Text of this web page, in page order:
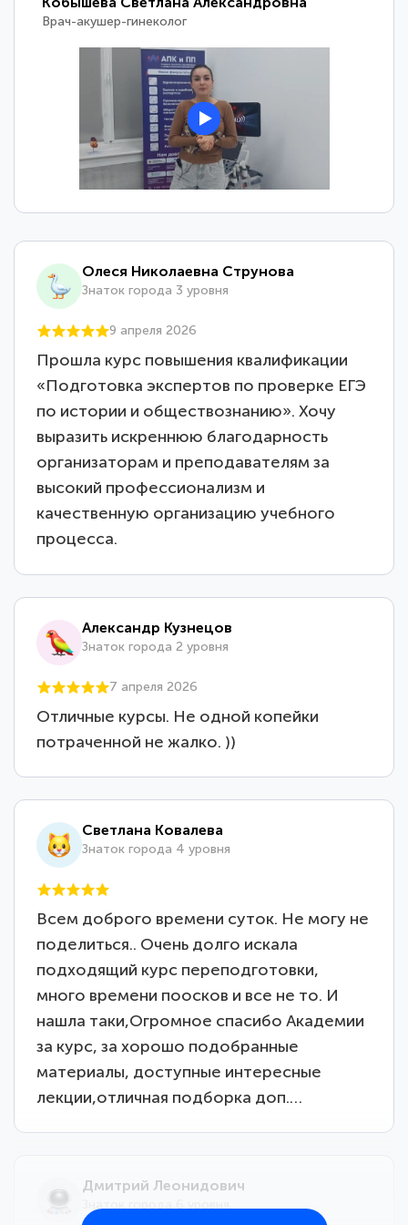
Врач-акушер-гинеколог
Олеся Николаевна Струнова
Знаток города 3 уровня
9 апреля 2026
Прошла курс повышения квалификации
«Подготовка экспертов по проверке ЕГЭ
по истории и обществознанию». Хочу
выразить искреннюю благодарность
организаторам и преподавателям за
высокий профессионализм и
качественную организацию учебного
процесса.
Александр Кузнецов
Знаток города 2 уровня
7 апреля 2026
Отличные курсы. Не одной копейки
потраченной не жалко. ))
Светлана Ковалева
Знаток города 4 уровня
Всем доброго времени суток. Не могу не
поделиться.. Очень долго искала
подходящий курс переподготовки,
много времени поосков и все не то. И
нашла таки,Огромное спасибо Академии
за курс, за хорошо подобранные
материалы, доступные интересные
лекции,отличная подборка доп.…
Дмитрий Леонидович